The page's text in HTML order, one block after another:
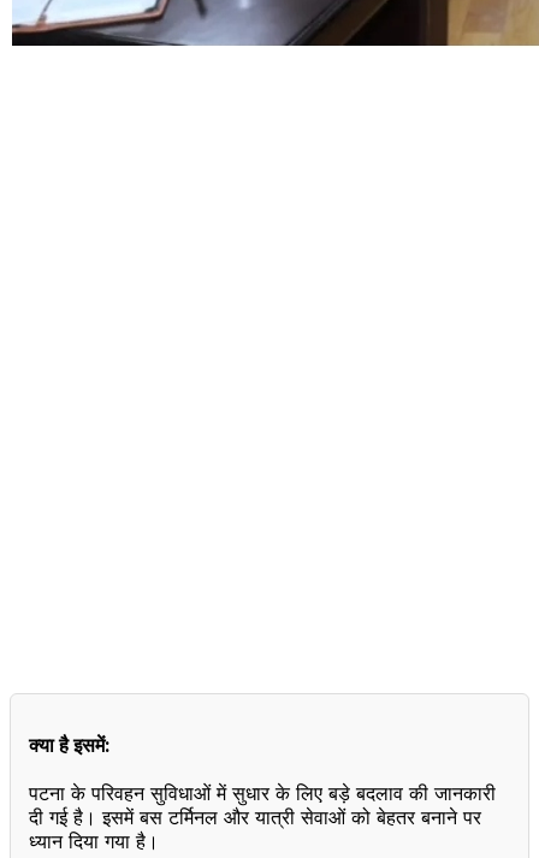
क्या है इसमें:
पटना के परिवहन सुविधाओं में सुधार के लिए बड़े बदलाव की जानकारी
दी गई है। इसमें बस टर्मिनल और यात्री सेवाओं को बेहतर बनाने पर
ध्यान दिया गया है।